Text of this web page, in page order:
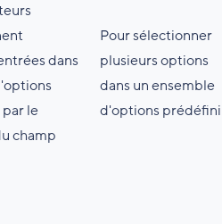
dans
le
champ
Pour sélectionner
plusieurs options
dans un ensemble
d'options prédéfini